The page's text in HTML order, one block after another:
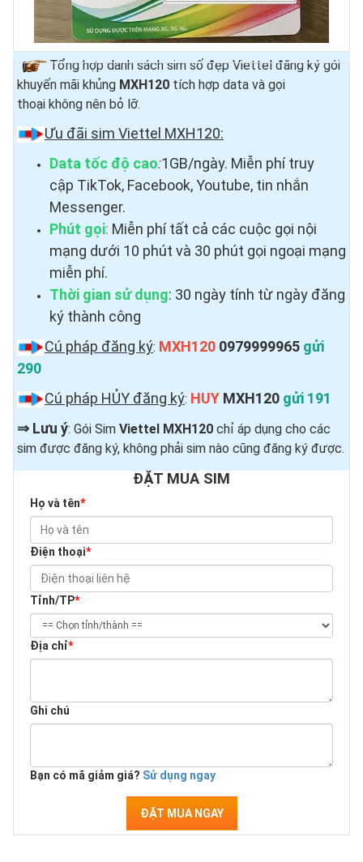
Tổng hợp danh sách sim số đẹp Viettel đăng ký gói
khuyến mãi khủng MXH120 tích hợp data và gọi
thoại không nên bỏ lỡ.
Ưu đãi sim Viettel MXH120:
Data tốc độ cao:1GB/ngày. Miễn phí truy
cập TikTok, Facebook, Youtube, tin nhắn
Messenger.
Phút gọi: Miễn phí tất cả các cuộc gọi nội
mạng dưới 10 phút và 30 phút gọi ngoại mạng
miễn phí.
Thời gian sử dụng: 30 ngày tính từ ngày đăng
ký thành công
Cú pháp đăng ký: MXH120 0979999965 gửi
290
Cú pháp HỦY đăng ký: HUY MXH120 gửi 191
⇒ Lưu ý: Gói Sim Viettel MXH120 chỉ áp dụng cho các
sim được đăng ký, không phải sim nào cũng đăng ký được.
ĐẶT MUA SIM
Họ và tên*
Điện thoại*
Tỉnh/TP*
Địa chỉ*
Ghi chú
Bạn có mã giảm giá? Sử dụng ngay
ĐẶT MUA NGAY